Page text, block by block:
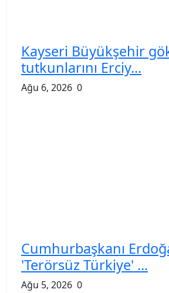
Kayseri Büyükşehir
tutkunlarını Erciy...
Ağu 6, 2026 0
Cumhurbaşkanı
'Terörsüz Türkiye' ...
Ağu 5, 2026 0